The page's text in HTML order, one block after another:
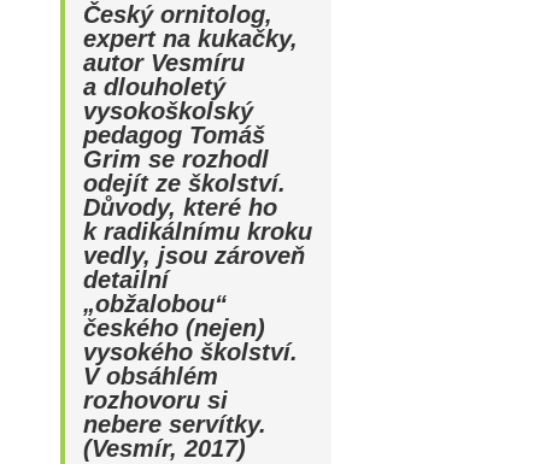
Český ornitolog,
expert na kukačky,
autor Vesmíru
a dlouholetý
vysokoškolský
pedagog Tomáš
Grim se rozhodl
odejít ze školství.
Důvody, které ho
k radikálnímu kroku
vedly, jsou zároveň
detailní
„obžalobou“
českého (nejen)
vysokého školství.
V obsáhlém
rozhovoru si
nebere servítky.
(Vesmír, 2017)